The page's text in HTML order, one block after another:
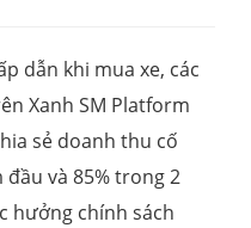
dẫn khi mua xe, các
Xanh SM Platform
sẻ doanh thu cố
và 85% trong 2
hưởng chính sách